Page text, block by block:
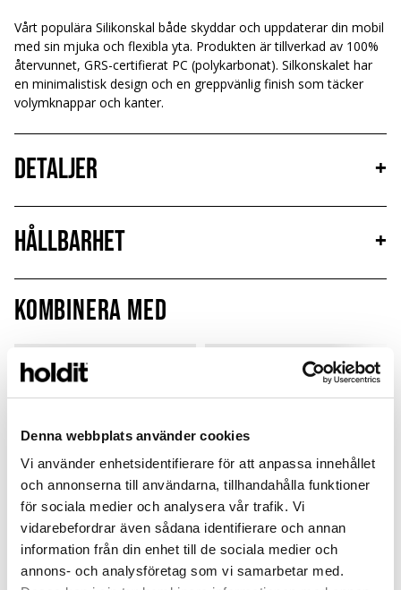
Denna webbplats använder cookies
Vi använder enhetsidentifierare för att anpassa innehållet
och annonserna till användarna, tillhandahålla funktioner
för sociala medier och analysera vår trafik. Vi
vidarebefordrar även sådana identifierare och annan
information från din enhet till de sociala medier och
annons- och analysföretag som vi samarbetar med.
Vårt populära Silikonskal både skyddar och uppdaterar din mobil
med sin mjuka och flexibla yta. Produkten är tillverkad av 100%
återvunnet, GRS-certifierat PC (polykarbonat). Silkonskalet har
en minimalistisk design och en greppvänlig finish som täcker
volymknappar och kanter.
Detaljer +
Hållbarhet
+
Kombinera med
MagSafe Fit